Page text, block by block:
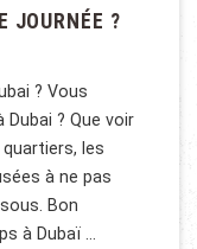
JOURNÉE ?
? Vous
? Que voir
quartiers, les
à ne pas
Bon
à Dubaï …